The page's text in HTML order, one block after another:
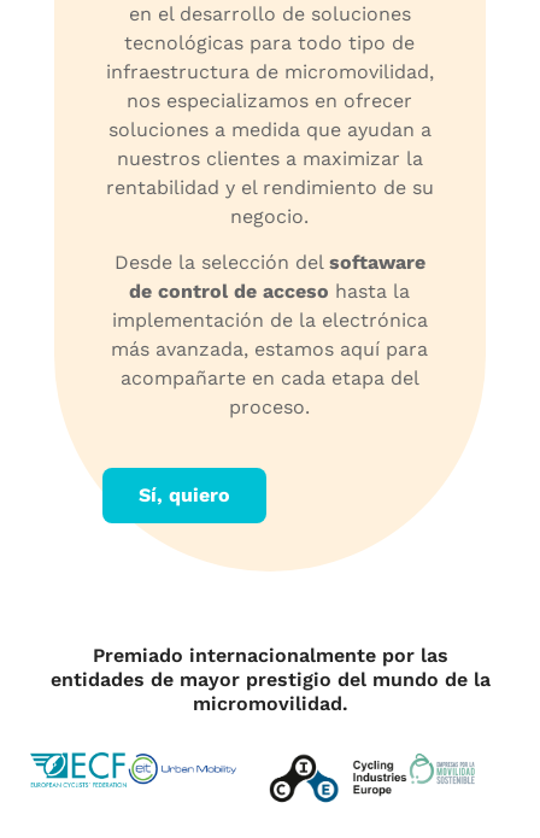
en el desarrollo de soluciones
tecnológicas para todo tipo de
infraestructura de micromovilidad,
nos especializamos en ofrecer
soluciones a medida que ayudan a
nuestros clientes a maximizar la
rentabilidad y el rendimiento de su
negocio.
Desde la selección del softaware
de control de acceso hasta la
implementación de la electrónica
más avanzada, estamos aquí para
acompañarte en cada etapa del
proceso.
Sí, quiero
Premiado internacionalmente por las
entidades de mayor prestigio del mundo de la
micromovilidad.